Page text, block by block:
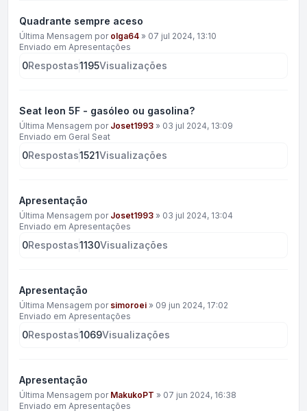
Quadrante sempre aceso
Última Mensagem por olga64 » 07 jul 2024, 13:10
Enviado em Apresentações
0Respostas1195Visualizações
Seat leon 5F - gasóleo ou gasolina?
Última Mensagem por Joset1993 » 03 jul 2024, 13:09
Enviado em Geral Seat
0Respostas1521Visualizações
Apresentação
Última Mensagem por Joset1993 » 03 jul 2024, 13:04
Enviado em Apresentações
0Respostas1130Visualizações
Apresentação
Última Mensagem por simoroei » 09 jun 2024, 17:02
Enviado em Apresentações
0Respostas1069Visualizações
Apresentação
Última Mensagem por MakukoPT » 07 jun 2024, 16:38
Enviado em Apresentações